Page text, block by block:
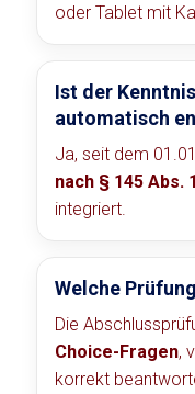
oder Tablet mit
Ist der
automatisch
Ja, seit dem
nach § 145 Abs.
integriert.
Welche
Die
Choice-Fragen,
korrekt